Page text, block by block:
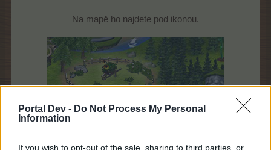
Portal Dev - Do Not Process My Personal
Information
If you wish to opt-out of the sale, sharing to third parties, or
Na mapě ho najdete pod ikonou.​